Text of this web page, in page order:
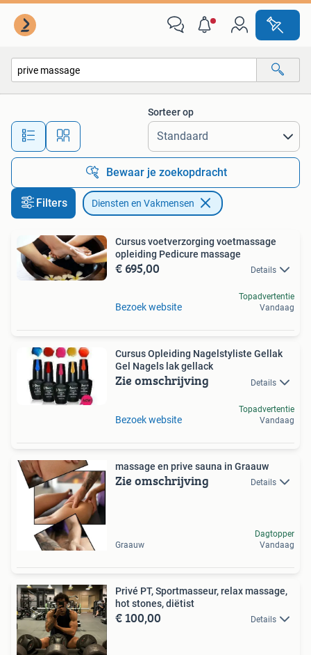
Alle afstanden…
Sorteer op
Bewaar je zoekopdracht
Filters Diensten en Vakmensen
Cursus voetverzorging voetmassage
opleiding Pedicure massage
€ 695,00 Details
Bezoek website
Topadvertentie
Vandaag
Cursus Opleiding Nagelstyliste Gellak
Gel Nagels lak gellack
Zie omschrijving Details
Bezoek website
Topadvertentie
Vandaag
massage en prive sauna in Graauw
Zie omschrijving Details
Graauw
Dagtopper
Vandaag
Privé PT, Sportmasseur, relax massage,
hot stones, diëtist
€ 100,00 Details